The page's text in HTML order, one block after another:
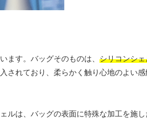
ます。バッグそのものは、 シリコンシェ
されており、柔らかく触り心地のよい感
ルは、バッグの表面に特殊な加工を施